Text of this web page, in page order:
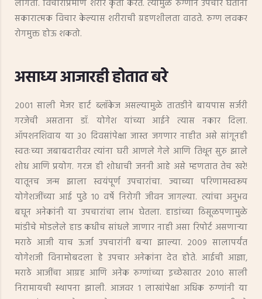
लागतो. विचाराप्रमाणे शरीर कृती करते. त्यामुळे रुग्णाने उपचार घेताना
सकारात्मक विचार केल्यास शरीराची ग्रहणशीलता वाढते. रुग्ण लवकर
रोगमुक्त होऊ शकतो.
असाध्य आजारही होतात बरे
२००१ साली मेजर हार्ट ब्लॉकेज असल्यामुळे तातडीने बायपास सर्जरी
गरजेची असताना डॉ. योगेश यांच्या आईने त्यास नकार दिला.
ऑपशनशिवाय या ३० दिवसांपेक्षा जास्त जगणार नाहीत असे सांगूनही
स्वतःच्या जबाबदारीवर त्यांना घरी आणले गेले आणि तिथून सुरु झाले
शोध आणि प्रयोग. गरज ही शोधाची जननी आहे असे म्हणतात तेच खरे!
यातूनच जन्म झाला स्वयंपूर्ण उपचारांचा. ज्याच्या परिणामस्वरूप
योगेशजींच्या आई पुढे १० वर्षे निरोगी जीवन जागल्या. त्यांचा अनुभव
बघून अनेकांनी या उपचारांचा लाभ घेतला. हाडांच्या ठिसूळपणामुळे
मांडीचे मोडलेले हाड कधीच सांधले जाणार नाही असा रिपोर्ट असणाऱ्या
मराठे आजी याच ऊर्जा उपचारांनी बऱ्या झाल्या. २००९ सालापर्यंत
योगेशजी विनामोबदला हे उपचार अनेकांना देत होते. आईची आज्ञा,
मराठे आजींचा आग्रह आणि अनेक रुग्णांच्या इच्छेखातर २०१० साली
निरामायची स्थापना झाली. आजवर १ लाखांपेक्षा अधिक रुग्णांनी या